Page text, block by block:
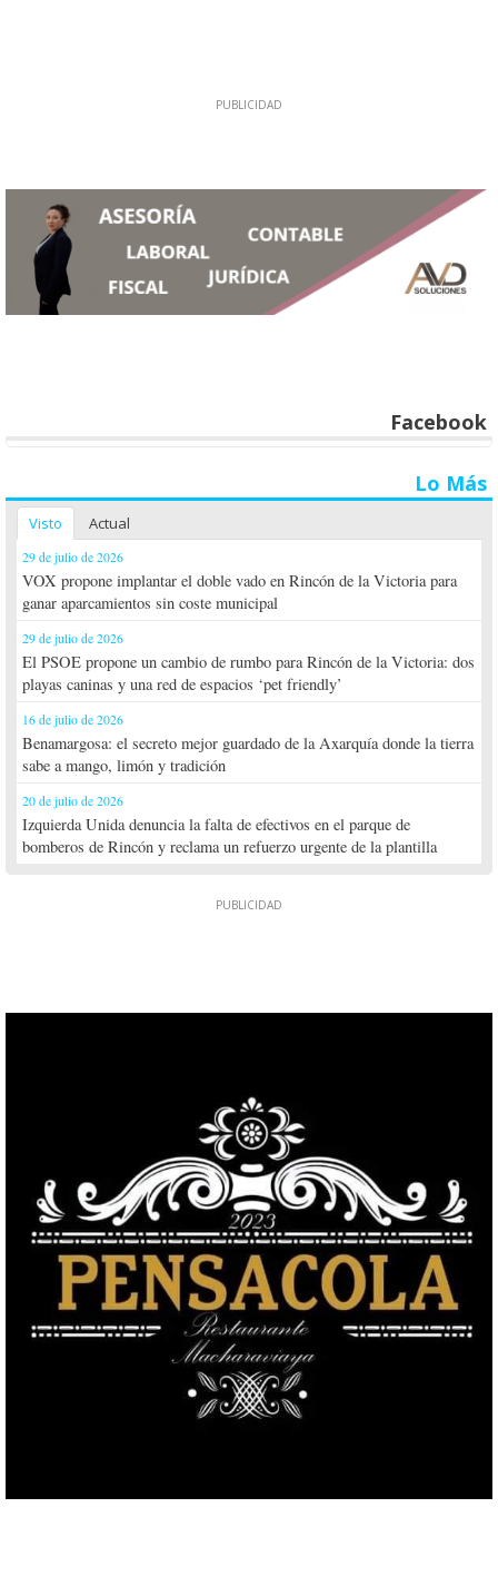
Facebook
Lo Más
Visto Actual
29 de julio de 2026
VOX propone implantar el doble vado en Rincón de la Victoria para
ganar aparcamientos sin coste municipal
29 de julio de 2026
El PSOE propone un cambio de rumbo para Rincón de la Victoria: dos
playas caninas y una red de espacios ‘pet friendly’
16 de julio de 2026
Benamargosa: el secreto mejor guardado de la Axarquía donde la tierra
sabe a mango, limón y tradición
20 de julio de 2026
Izquierda Unida denuncia la falta de efectivos en el parque de
bomberos de Rincón y reclama un refuerzo urgente de la plantilla